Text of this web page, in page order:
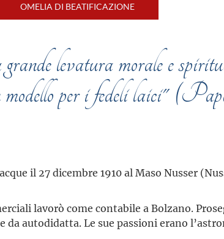
OMELIA DI BEATIFICAZIONE
levatura morale e
modello per i fedeli laici"
il 27 dicembre 1910 al Maso Nusser
lavorò come contabile a Bolzano.
da autodidatta. Le sue passioni erano